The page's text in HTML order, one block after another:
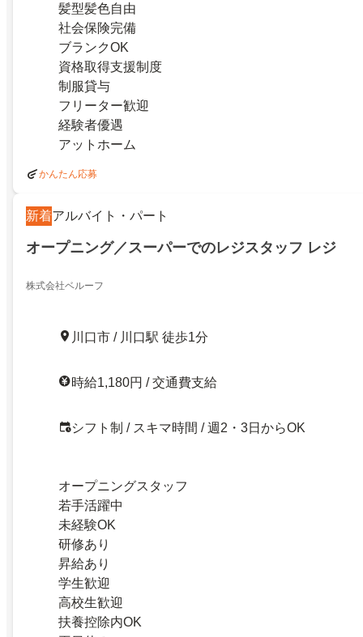
髪型髪色自由
社会保険完備
ブランクOK
資格取得支援制度
制服貸与
フリーター歓迎
経験者優遇
アットホーム
かんたん応募
新着アルバイト・パート
オープニング／スーパーでのレジスタッフ レジ
株式会社ベルーフ
川口市 / 川口駅 徒歩1分
時給1,180円 / 交通費支給
シフト制 / スキマ時間 / 週2・3日からOK
オープニングスタッフ
若手活躍中
未経験OK
研修あり
昇給あり
学生歓迎
高校生歓迎
扶養控除内OK